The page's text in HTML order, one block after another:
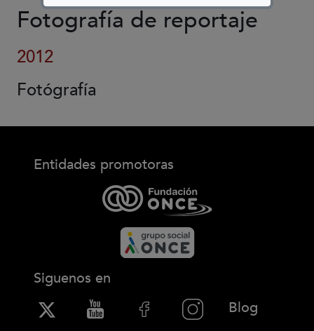
Fotografía de reportaje
2012
Fotógrafía
Entidades promotoras
Siguenos en
Blog